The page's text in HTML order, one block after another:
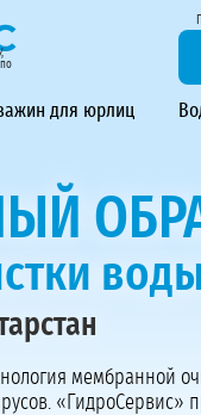
проектирование ВЗУ,
для юрлиц
воды
мембранной
«ГидроСервис»